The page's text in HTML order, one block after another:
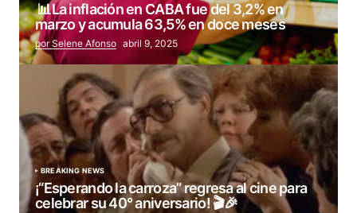
📊La inflación en CABA fue del 3,2% en
marzo y acumula 63,5% en doce meses
por Selene Afonso abril 9, 2025
BREAKING NEWS
¡“Esperando la carroza” regresa al cine para
celebrar su 40° aniversario! 🎬🎉